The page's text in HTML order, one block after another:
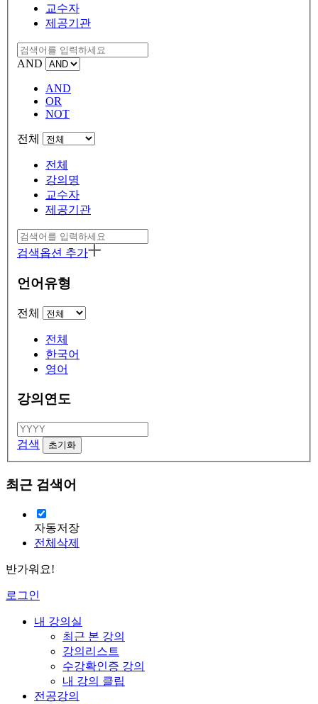
교수자
제공기관
AND
AND
OR
NOT
전체
전체
강의명
교수자
제공기관
검색옵션 추가
언어유형
전체
전체
한국어
영어
강의연도
검색
최근 검색어
자동저장
전체삭제
반가워요!
로그인
내 강의실
최근 본 강의
강의리스트
수강확인증 강의
내 강의 클립
전공강의